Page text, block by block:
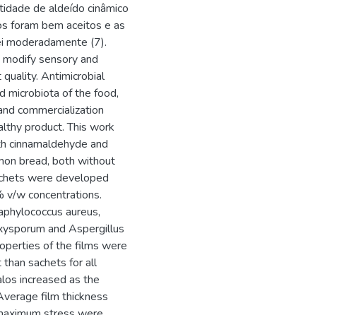
de aldeído cinâmico
foram bem aceitos e as
moderadamente (7).
sensory and
Antimicrobial
microbiota of the food,
commercialization
product. This work
cinnamaldehyde and
bread, both without
were developed
v/w concentrations.
aureus,
and Aspergillus
of the films were
sachets for all
increased as the
film thickness